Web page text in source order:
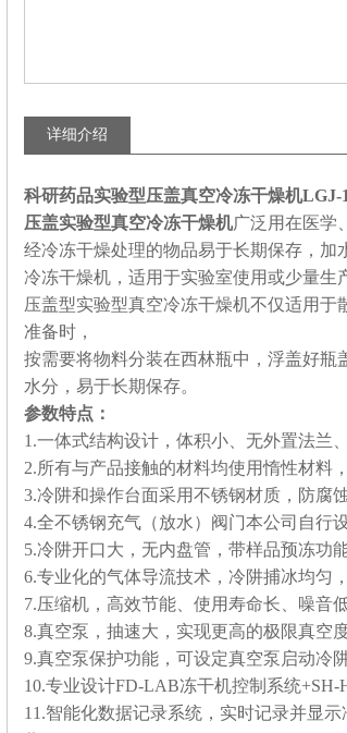
详细介绍
科研药品实验型压盖真空冷冻干燥机LGJ-
压盖实验型真空冷冻干燥机广泛用在医学
经冷冻干燥处理的物品易于长期保存，加
冷冻干燥机，适用于实验室使用或少量生
压盖型实验型真空冷冻干燥机不仅适用
准备时，
按需要将物料分装在西林瓶中，浮盖好
水分，易于长期保存。
参数特点：
1.一体式结构设计，体积小、无外置法兰
2.所有与产品接触的材料均使用惰性材料
3.冷阱和操作台面采用不锈钢材质，防腐
4.全不锈钢充气（放水）阀门本公司自行
5.冷阱开口大，无内盘管，带样品预冻功
6.专业化的气体导流技术，冷阱捕冰均匀
7.压缩机，高效节能、使用寿命长、噪音低
8.真空泵，抽速大，实现更高的极限真空度
9.真空泵保护功能，可设定真空泵启动冷
10.专业设计FD-LAB冻干机控制系统+SH-
11.智能化数据记录系统，实时记录并显